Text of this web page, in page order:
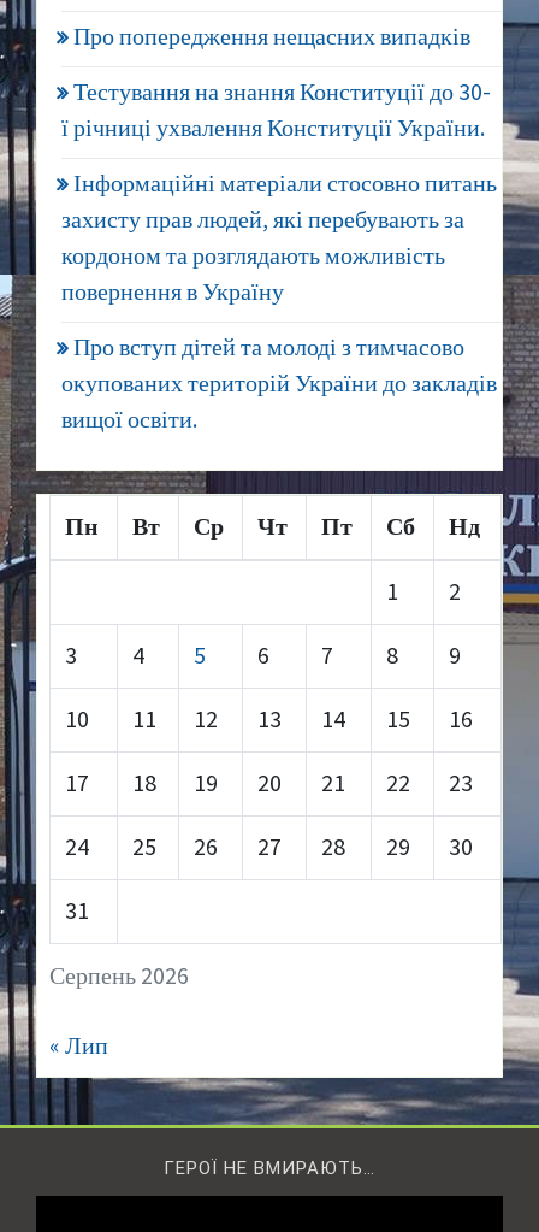
Про попередження нещасних випадків
Тестування на знання Конституції до 30-
ї річниці ухвалення Конституції України.
Інформаційні матеріали стосовно питань
захисту прав людей, які перебувають за
кордоном та розглядають можливість
повернення в Україну
Про вступ дітей та молоді з тимчасово
окупованих територій України до закладів
вищої освіти.
Серпень 2026
Пн Вт Ср Чт Пт Сб Нд
1 2
3 4 5 6 7 8 9
10 11 12 13 14 15 16
17 18 19 20 21 22 23
24 25 26 27 28 29 30
31
« Лип
ГЕРОЇ НЕ ВМИРАЮТЬ…